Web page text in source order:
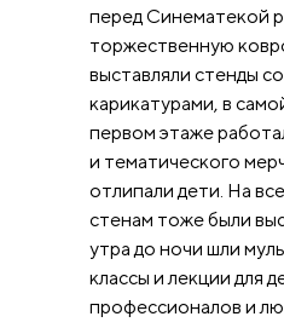
перед Синематекой
торжественную
выставляли стенды
карикатурами, в
первом этаже
и тематического
отлипали дети. На
стенам тоже были
утра до ночи шли
классы и лекции для
профессионалов и